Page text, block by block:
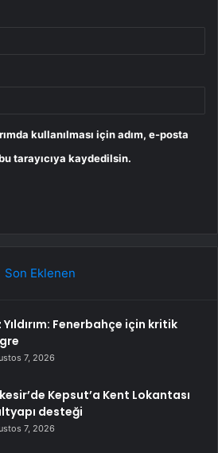
kullanılması için adım, e-posta
tarayıcıya kaydedilsin.
Son Eklenen
Yıldırım: Fenerbahçe için kritik
7, 2026
Kepsut’a Kent Lokantası
desteği
7, 2026